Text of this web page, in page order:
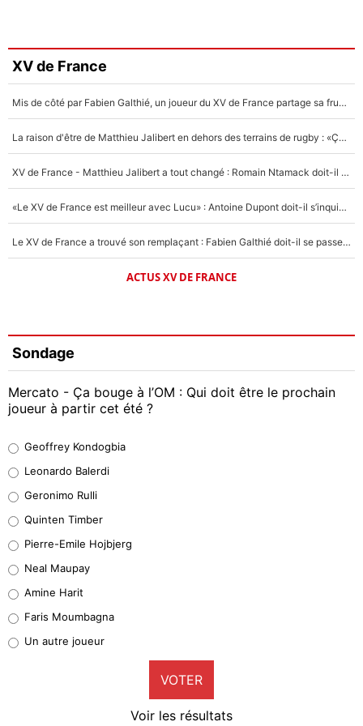
XV de France
Mis de côté par Fabien Galthié, un joueur du XV de France partage sa frustration : «ils ne me l’ont pas dit tout de suite»
La raison d'être de Matthieu Jalibert en dehors des terrains de rugby : «Ça m'atteint autant que si tu touches à un membre de ma famille»
XV de France - Matthieu Jalibert a tout changé : Romain Ntamack doit-il s’inquiéter pour sa place à un an de la Coupe du monde ?
«Le XV de France est meilleur avec Lucu» : Antoine Dupont doit-il s’inquiéter pour sa place ?
Le XV de France a trouvé son remplaçant : Fabien Galthié doit-il se passer d'Antoine Dupont ?
ACTUS XV DE FRANCE
Sondage
Mercato - Ça bouge à l’OM : Qui doit être le prochain
joueur à partir cet été ?
38%
32%
4%
1%
9%
Geoffrey Kondogbia
Leonardo Balerdi
Geronimo Rulli
Quinten Timber
Pierre-Emile Hojbjerg
Neal Maupay
Amine Harit
Faris Moumbagna
Un autre joueur
VOTER
Voir les résultats